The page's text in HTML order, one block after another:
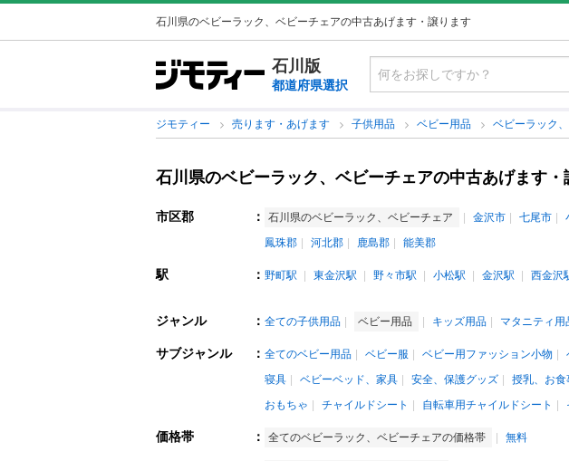
石川県のベビーラック、ベビーチェアの中古あげます・譲ります
石川版
都道府県選択
ジモティー 売ります・あげます 子供用品 ベビー用品 ベビーラック
石川県のベビーラック、ベビーチェアの中古あげます・
市区郡 ： 石川県のベビーラック、ベビーチェア 金沢市 七尾市
鳳珠郡
河北郡 鹿島郡 能美郡
駅 ： 野町駅 東金沢駅 野々市駅 小松駅 金沢駅 西金沢
ジャンル ： 全ての子供用品 ベビー用品 キッズ用品 マタニティ用
サブジャンル ： 全てのベビー用品 ベビー服 ベビー用ファッション小物
寝具
ベビーベッド、家具 安全、保護グッズ 授乳、お食
おもちゃ
チャイルドシート 自転車用チャイルドシート
価格帯 ： 全てのベビーラック、ベビーチェアの価格帯 無料